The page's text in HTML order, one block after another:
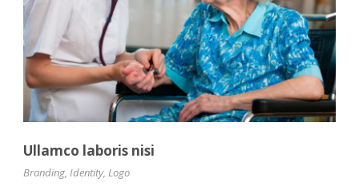
Ullamco laboris nisi
Branding, Identity, Logo